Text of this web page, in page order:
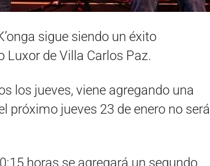
sigue siendo un éxito
Luxor de Villa Carlos Paz.
los jueves, viene agregando una
próximo jueves 23 de enero no será
horas se agregará un segundo